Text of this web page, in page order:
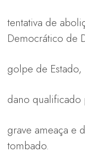
tentativa de
Democrático de
golpe de Estado,
dano qualificado
grave ameaça e
tombado.